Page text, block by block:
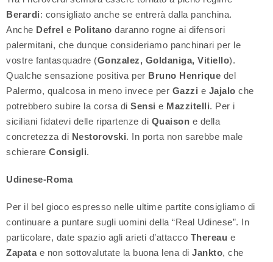
Berardi: consigliato anche se entrerà dalla panchina.
Anche Defrel e Politano daranno rogne ai difensori
palermitani, che dunque consideriamo panchinari per le
vostre fantasquadre (Gonzalez, Goldaniga, Vitiello).
Qualche sensazione positiva per Bruno Henrique del
Palermo, qualcosa in meno invece per Gazzi e Jajalo che
potrebbero subire la corsa di Sensi e Mazzitelli. Per i
siciliani fidatevi delle ripartenze di Quaison e della
concretezza di Nestorovski. In porta non sarebbe male
schierare Consigli.
Udinese-Roma
Per il bel gioco espresso nelle ultime partite consigliamo di
continuare a puntare sugli uomini della “Real Udinese”. In
particolare, date spazio agli arieti d’attacco Thereau e
Zapatae non sottovalutate la buona lena di Jankto, che